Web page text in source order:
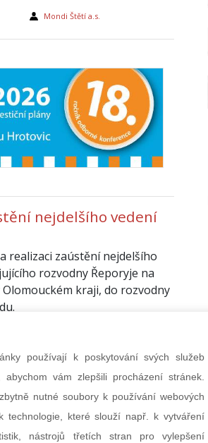
Mondi Štětí a.s.
nejdelšího vedení
realizaci zaústění nejdelšího
rozvodny Řeporyje na
kraji, do rozvodny
All for Power
používají k poskytování svých služeb
abychom vám zlepšili procházení stránek.
nutné soubory k používání webových
technologie, které slouží např. k vytváření
nástrojů třetích stran pro vylepšení